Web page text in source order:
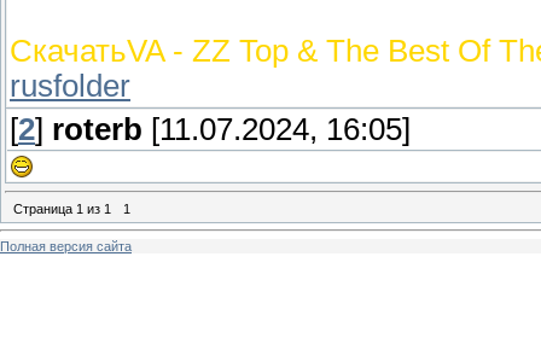
СкачатьVA - ZZ Top & The Best Of
rusfolder
[2] roterb [11.07.2024, 16:05]
Страница 1 из 1 1
Полная версия сайта